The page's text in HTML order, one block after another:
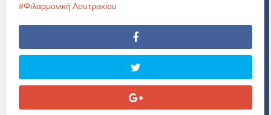
Φιλαρμονική Λουτρακίου